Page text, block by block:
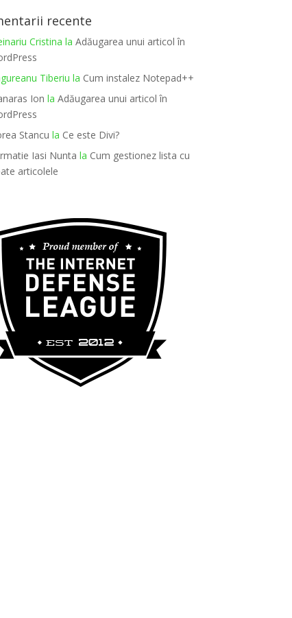
!important; margin:0 auto;}
"<div class=glossaryItemTitle>HTTPS</div><div
recente
Cristina la Adăugarea unui articol în
Tiberiu la Cum instalez Notepad++
Ion la Adăugarea unui articol în
Stancu la Ce este Divi?
Iasi Nunta la Cum gestionez lista cu
articolele